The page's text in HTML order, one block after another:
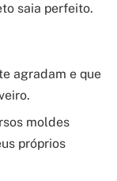
saia perfeito.
agradam e que
moldes
próprios